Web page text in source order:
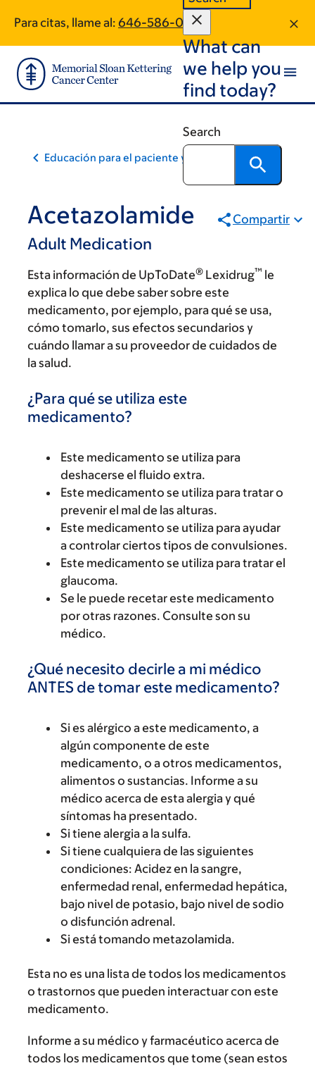
main
content
footer
Para citas, llame al: 646-586-0680
What can
we help you
find today?
Search
Educación para el paciente y la comunidad
Acetazolamide
Adult Medication
Compartir
Esta información de UpToDate® Lexidrug™ le
explica lo que debe saber sobre este
medicamento, por ejemplo, para qué se usa,
cómo tomarlo, sus efectos secundarios y
cuándo llamar a su proveedor de cuidados de
la salud.
¿Para qué se utiliza este
medicamento?
Este medicamento se utiliza para
deshacerse el fluido extra.
Este medicamento se utiliza para tratar o
prevenir el mal de las alturas.
Este medicamento se utiliza para ayudar
a controlar ciertos tipos de convulsiones.
Este medicamento se utiliza para tratar el
glaucoma.
Se le puede recetar este medicamento
por otras razones. Consulte son su
médico.
¿Qué necesito decirle a mi médico
ANTES de tomar este medicamento?
Si es alérgico a este medicamento, a
algún componente de este
medicamento, o a otros medicamentos,
alimentos o sustancias. Informe a su
médico acerca de esta alergia y qué
síntomas ha presentado.
Si tiene alergia a la sulfa.
Si tiene cualquiera de las siguientes
condiciones: Acidez en la sangre,
enfermedad renal, enfermedad hepática,
bajo nivel de potasio, bajo nivel de sodio
o disfunción adrenal.
Si está tomando metazolamida.
Esta no es una lista de todos los medicamentos
o trastornos que pueden interactuar con este
medicamento.
Informe a su médico y farmacéutico acerca de
todos los medicamentos que tome (sean estos